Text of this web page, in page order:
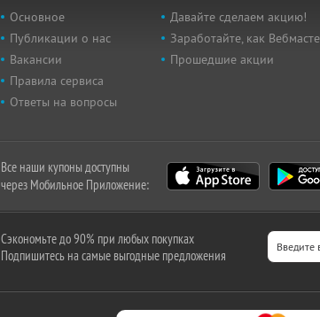
Основное
Публикации о нас
Вакансии
Правила сервиса
Ответы на вопросы
Давайте сделаем акцию!
Заработайте, как
Прошедшие акции
Все наши купоны доступны
через Мобильное Приложение:
Сэкономьте до 90% при любых покупках
Подпишитесь на самые выгодные предложения